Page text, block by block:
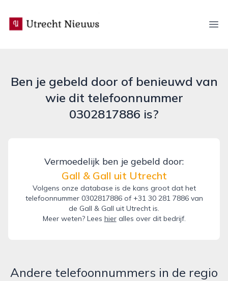
utrecht-nieuws.nl
Ben je gebeld door of benieuwd van
wie dit telefoonnummer
0302817886 is?
Vermoedelijk ben je gebeld door:
Gall & Gall uit Utrecht
Volgens onze database is de kans groot dat het
telefoonnummer 0302817886 of +31 30 281 7886 van
de Gall & Gall uit Utrecht is.
Meer weten? Lees hieralles over dit bedrijf.
Andere telefoonnummers in de regio